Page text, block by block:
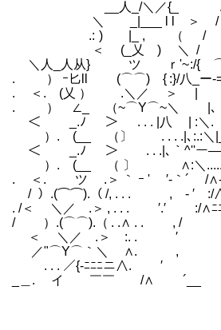
__人_/＼／{_ .:
＼ _|___ l l ＞ / }ﾞ＼
.: ) |_ , （ / ／ :/
＜ (_乂 ) ＼ / ／′/ |/
＼人_人从} ツ ｒ'~ :/{ ⌒Iｯ
. ） ｰ匕ll (⌒⌒) { :}/八_ー-
. ＜. (乂 ） .＼／ ＞ | /i/i/i/
. ） ∠_ （~⌒Y⌒~＼ |､ / /i/i/
＜ _.ﾉ ＞ . . . |八 | :
）. (__ （〕 . . . .|､:.:＼
＜ _.ﾉ ＞ . . .|､｀^''ー
）. (__ （ 〕 ∧:＼.....
. ＜. ツ .＞ ｀ ｰ ' ′-｀´
/ ）.(⌒⌒).（ /, . . . , - ′ :/
. /＜ ＼／ .＞ , . . . ′.′ :/∧
/ ）.(⌒⌒).（ . .∧ . . , / /
＜ ＼／ .＞ :. . ′ :/∧-
／"⌒Y⌒｀＼ ∧. ,
. . . ／{‐ﾆﾆﾆニ∧. ′
_＿. イ ￣￣ /∧ ´__